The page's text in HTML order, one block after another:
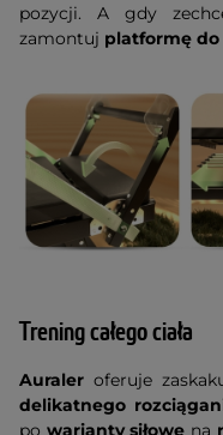
pozycji. A gdy
zamontuj platformę
Trening całego ciała
Auraler oferuje
delikatnego
po warianty siłowe na